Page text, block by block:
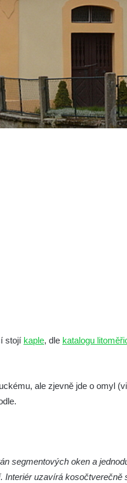
stojí kaple, dle katalogu
ale zjevně jde o omyl
segmentových oken a
uzavírá kosočtverečně